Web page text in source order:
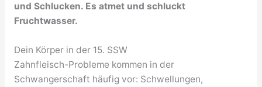
und Schlucken. Es atmet und schluckt
Fruchtwasser.
Dein Körper in der 15. SSW
Zahnfleisch-Probleme kommen in der
Schwangerschaft häufig vor: Schwellungen,